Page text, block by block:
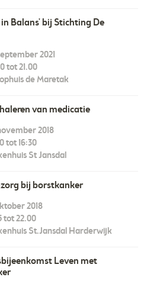
Balans' bij Stichting De
2021
tot 21.00
de Maretak
van medicatie
2018
tot 16:30
St Jansdal
bij borstkanker
2018
tot 22.00
St.Jansdal Harderwijk
Leven met